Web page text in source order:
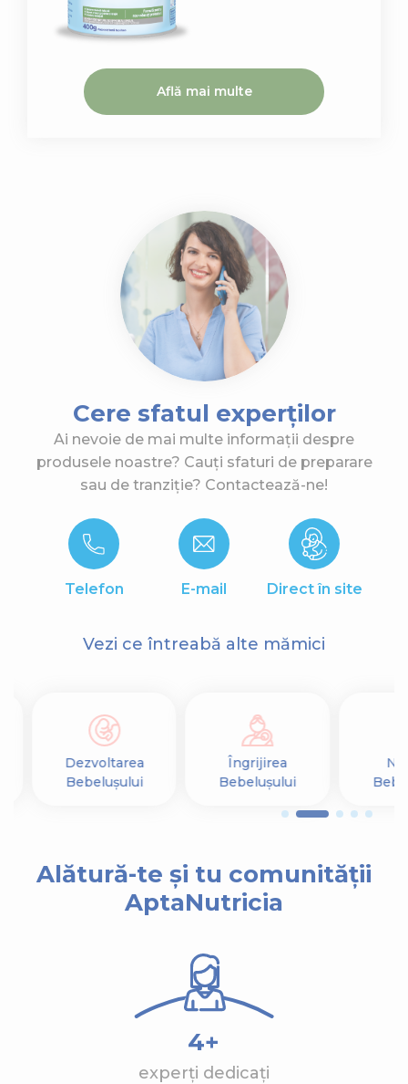
Află mai multe
Cere sfatul experților
Ai nevoie de mai multe informații despre
produsele noastre? Cauți sfaturi de preparare
sau de tranziție? Contactează-ne!
Telefon E-mail Direct în site
Vezi ce întreabă alte mămici
Dezvoltarea
Bebelușului
Îngrijirea
Bebelușului
Alătură-te și tu comunității
AptaNutricia
4+
experți dedicați